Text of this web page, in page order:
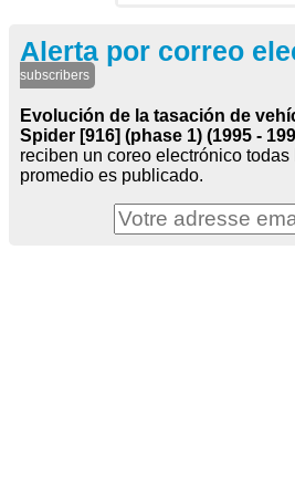
Alerta por correo
subscribers
Evolución de la tasación de
Spider [916] (phase 1) (1995 -
reciben un coreo electrónico
promedio es publicado.